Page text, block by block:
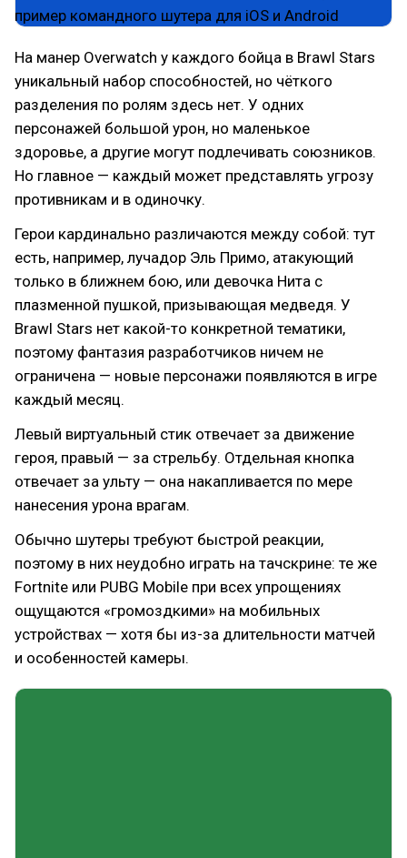
На манер Overwatch у каждого бойца в Brawl Stars
уникальный набор способностей, но чёткого
разделения по ролям здесь нет. У одних
персонажей большой урон, но маленькое
здоровье, а другие могут подлечивать союзников.
Но главное — каждый может представлять угрозу
противникам и в одиночку.
Герои кардинально различаются между собой: тут
есть, например, лучадор Эль Примо, атакующий
только в ближнем бою, или девочка Нита с
плазменной пушкой, призывающая медведя. У
Brawl Stars нет какой-то конкретной тематики,
поэтому фантазия разработчиков ничем не
ограничена — новые персонажи появляются в игре
каждый месяц.
Левый виртуальный стик отвечает за движение
героя, правый — за стрельбу. Отдельная кнопка
отвечает за ульту — она накапливается по мере
нанесения урона врагам.
Обычно шутеры требуют быстрой реакции,
поэтому в них неудобно играть на тачскрине: те же
Fortnite или PUBG Mobile при всех упрощениях
ощущаются «громоздкими» на мобильных
устройствах — хотя бы из-за длительности матчей
и особенностей камеры.